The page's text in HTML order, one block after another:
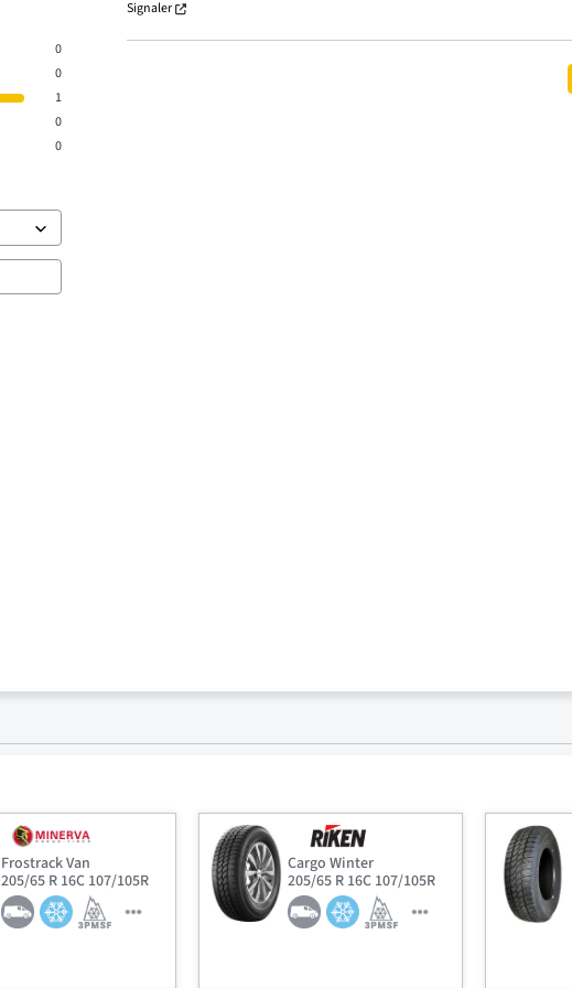
0
0
1
0
0
Signaler
Frostrack Van
205/65 R 16C 107/105R
Cargo Winter
205/65 R 16C 107/105R